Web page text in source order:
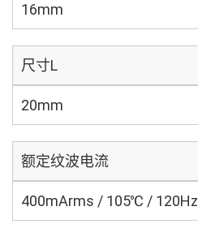
16mm
尺寸L
20mm
额定纹波电流
400mArms / 105℃ / 120Hz